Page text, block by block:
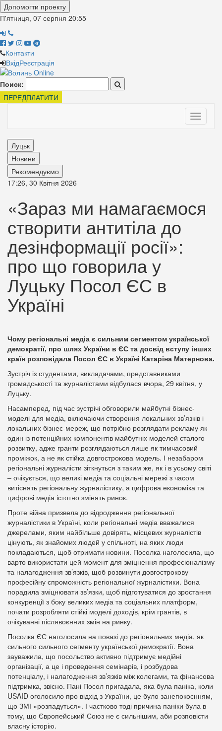
Допомогти проекту
П'ятниця, 07 серпня 20:55
Контакти
ВхідРеєстрація
Поиск:
ПЕРЕДПЛАТИТИ
Toggle
Луцьк
Новини
Рекомендуємо
17:26, 30 Квітня 2026
«Зараз ми намагаємося
створити антитіла до
дезінформації росії»:
про що говорила у
Луцьку Посол ЄС в
Україні
Чому регіональні медіа є сильним сегментом української
демократії, про шлях України в ЄС та досвід вступу інших
країн розповідала Посол ЄС в Україні Катаріна Матернова.
Зустріч із студентами, викладачами, представниками
громадськості та журналістами відбулася вчора, 29 квітня, у
Луцьку.
Насамперед, під час зустрічі обговорили майбутні бізнес-
моделі для медіа, включаючи створення локальних зв’язків і
локальних бізнес-мереж, що потрібно розглядати рекламу як
один із потенційних компонентів майбутніх моделей сталого
розвитку, адже гранти розглядаються лише як тимчасовий
проміжок, а не як стійка довгострокова модель. І незабаром
регіональні журналісти зіткнуться з таким же, як і в усьому світі
– очікується, що великі медіа та соціальні мережі з часом
витіснять регіональну журналістику, а цифрова економіка та
цифрові медіа істотно змінять ринок.
Проте війна призвела до відродження регіональної
журналістики в Україні, коли регіональні медіа вважалися
джерелами, яким найбільше довірять, місцевих журналістів
цінують, як знайомих людей у спільноті, на яких люди
покладаються, щоб отримати новини. Посолка наголосила, що
варто використати цей момент для зміцнення професіоналізму
та налагодження зв’язків, щоб розвинути довгострокову
професійну спроможність регіональної журналістики. Вона
порадила зміцнювати зв’язки, щоб підготуватися до зростання
конкуренції з боку великих медіа та соціальних платформ,
почати розробляти стійкі моделі доходів, крім грантів, в
очікуванні післявоєнних змін на ринку.
Посолка ЄС наголосила на повазі до регіональних медіа, як
сильного сильного сегменту української демократії. Вона
зауважила, що посольство активно підтримує медійні
організації, а це і проведення семінарів, і розбудова
потенціалу, і налагодження зв’язків між колегами, та фінансова
підтримка, звісно. Пані Посол пригадала, яка була паніка, коли
USAID оголосило про відхід з України, це було занепокоєнням,
що ЗМІ «розпадуться». І частково тоді причина паніки була в
тому, що Європейський Союз не є сильнішим, аби розповісти
власну історію.